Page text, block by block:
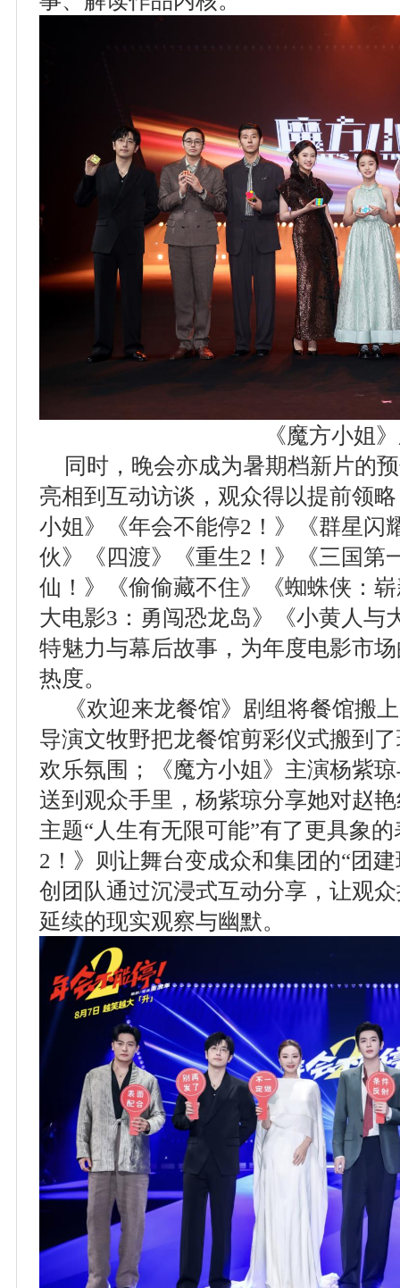
《魔方小姐
同时，晚会亦成为暑期档新片的
亮相到互动访谈，观众得以提前领
小姐》《年会不能停2！》《群星闪
伙》《四渡》《重生2！》《三国第
仙！》《偷偷藏不住》《蜘蛛侠：
大电影3：勇闯恐龙岛》《小黄人与
特魅力与幕后故事，为年度电影市
热度。
《欢迎来龙餐馆》剧组将餐馆搬
导演文牧野把龙餐馆剪彩仪式搬到
欢乐氛围；《魔方小姐》主演杨紫
送到观众手里，杨紫琼分享她对赵
主题“人生有无限可能”有了更具象
2！》则让舞台变成众和集团的“团
创团队通过沉浸式互动分享，让观
延续的现实观察与幽默。